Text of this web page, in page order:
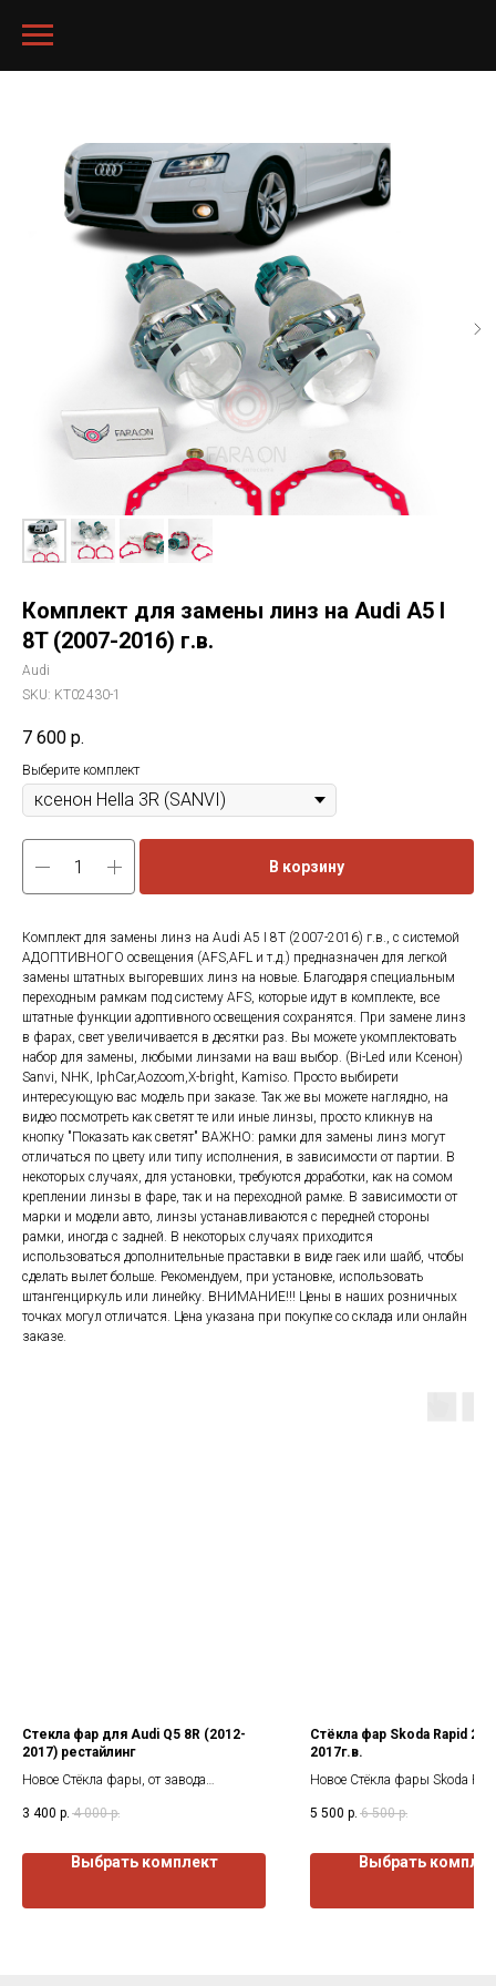
Комплект для замены линз на Audi A5 I
8T (2007-2016) г.в.
Audi
SKU: KT02430-1
7 600 р.
Выберите комплект
В корзину
Комплект для замены линз на Audi A5 I 8T (2007-2016) г.в., с системой
АДОПТИВНОГО освещения (AFS,AFL и т.д.) предназначен для легкой
замены штатных выгоревших линз на новые. Благодаря специальным
переходным рамкам под систему AFS, которые идут в комплекте, все
штатные функции адоптивного освещения сохранятся. При замене линз
в фарах, свет увеличивается в десятки раз. Вы можете укомплектовать
набор для замены, любыми линзами на ваш выбор. (Bi-Led или Ксенон)
Sanvi, NHK, IphCar,Aozoom,X-bright, Kamiso. Просто выбирети
интересующую вас модель при заказе. Так же вы можете наглядно, на
видео посмотреть как светят те или иные линзы, просто кликнув на
кнопку "Показать как светят" ВАЖНО: рамки для замены линз могут
отличаться по цвету или типу исполнения, в зависимости от партии. В
некоторых случаях, для установки, требуются доработки, как на сомом
креплении линзы в фаре, так и на переходной рамке. В зависимости от
марки и модели авто, линзы устанавливаются с передней стороны
рамки, иногда с задней. В некоторых случаях приходится
использоваться дополнительные праставки в виде гаек или шайб, чтобы
сделать вылет больше. Рекомендуем, при установке, использовать
штангенциркуль или линейку. ВНИМАНИЕ!!! Цены в наших розничных
точках могул отличатся. Цена указана при покупке со склада или онлайн
заказе.
Стекла фар для Audi Q5 8R (2012-
2017) рестайлинг
Новое Стёкла фары, от завода
защитным лаком как с наружи так и
3 400 р. 4 000 р.
Выбрать комплект
Стёкла фар Skoda Rapid
2017г.в.
Новое Стёкла фары Skoda
стекла покрыты защитным
5 500 р. 6 500 р.
Выбрать